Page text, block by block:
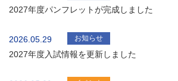
2027年度パンフレットが完成しました
2026.05.29 お知らせ
2027年度入試情報を更新しました